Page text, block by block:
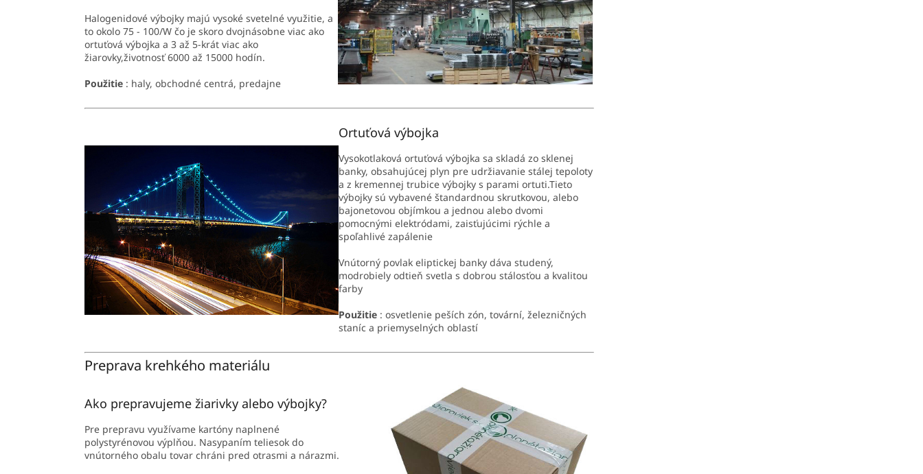
Halogenidové výbojky majú vysoké svetelné využitie, a
to okolo 75 - 100/W čo je skoro dvojnásobne viac ako
ortuťová výbojka a 3 až 5-krát viac ako
žiarovky,životnosť 6000 až 15000 hodín.
Použitie : haly, obchodné centrá, predajne
Ortuťová výbojka
Vysokotlaková ortuťová výbojka sa skladá zo sklenej
banky, obsahujúcej plyn pre udržiavanie stálej tepoloty
a z kremennej trubice výbojky s parami ortuti.Tieto
výbojky sú vybavené štandardnou skrutkovou, alebo
bajonetovou objímkou a jednou alebo dvomi
pomocnými elektródami, zaisťujúcimi rýchle a
spoľahlivé zapálenie
Vnútorný povlak eliptickej banky dáva studený,
modrobiely odtieň svetla s dobrou stálosťou a kvalitou
farby
Použitie : osvetlenie peších zón, tovární, železničných
staníc a priemyselných oblastí
Preprava krehkého materiálu
Ako prepravujeme žiarivky alebo výbojky?
Pre prepravu využívame kartóny naplnené
polystyrénovou výplňou. Nasypaním teliesok do
vnútorného obalu tovar chráni pred otrasmi a nárazmi.